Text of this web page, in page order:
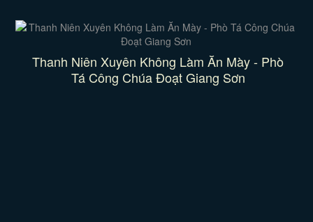
Thanh Niên Xuyên Không Làm Ăn Mày - Phò
Tá Công Chúa Đoạt Giang Sơn